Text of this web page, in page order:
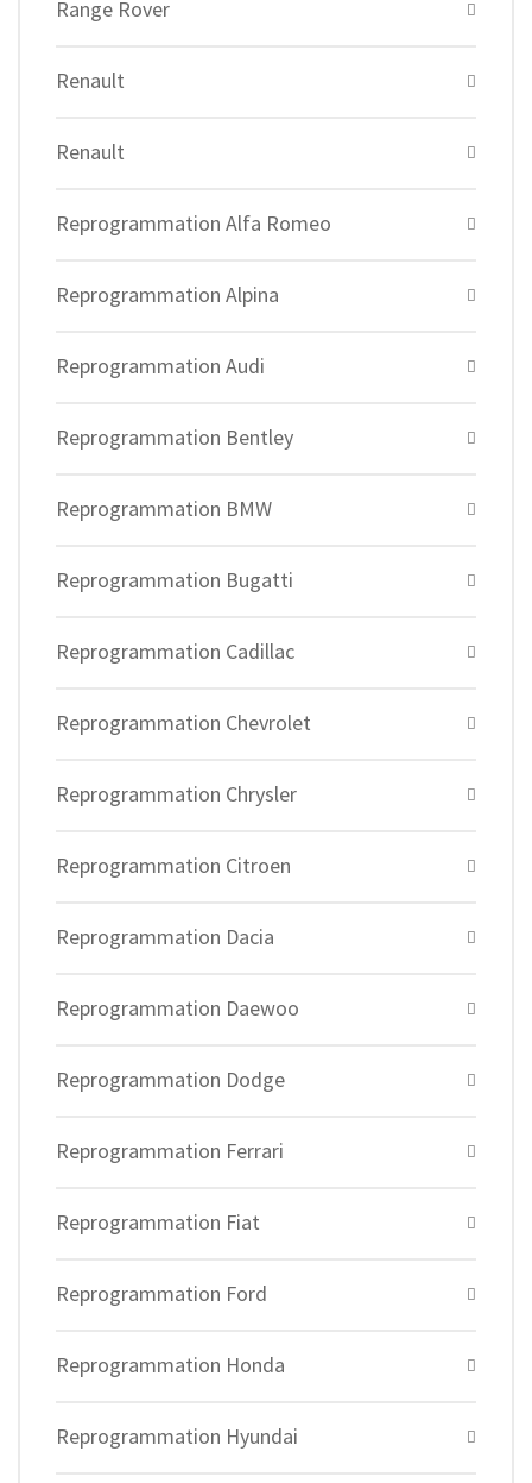
Range Rover
Renault
Renault
Reprogrammation Alfa Romeo
Reprogrammation Alpina
Reprogrammation Audi
Reprogrammation Bentley
Reprogrammation BMW
Reprogrammation Bugatti
Reprogrammation Cadillac
Reprogrammation Chevrolet
Reprogrammation Chrysler
Reprogrammation Citroen
Reprogrammation Dacia
Reprogrammation Daewoo
Reprogrammation Dodge
Reprogrammation Ferrari
Reprogrammation Fiat
Reprogrammation Ford
Reprogrammation Honda
Reprogrammation Hyundai